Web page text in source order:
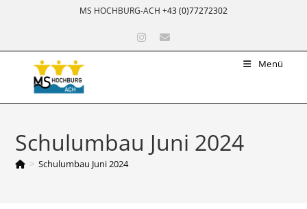
MS HOCHBURG-ACH +43 (0)77272302
Menü
Schulumbau Juni 2024
> Schulumbau Juni 2024